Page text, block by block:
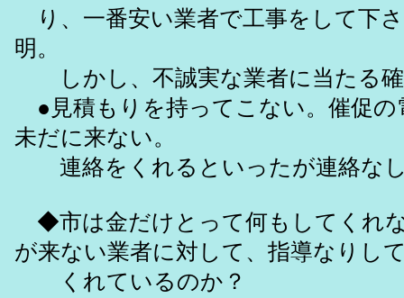
り、一番安い業者で工事をして下
明。
しかし、不誠実な業者に当たる確
●見積もりを持ってこない。催促の
未だに来ない。
連絡をくれるといったが連絡な
◆市は金だけとって何もしてくれ
が来ない業者に対して、指導なりし
くれているのか？